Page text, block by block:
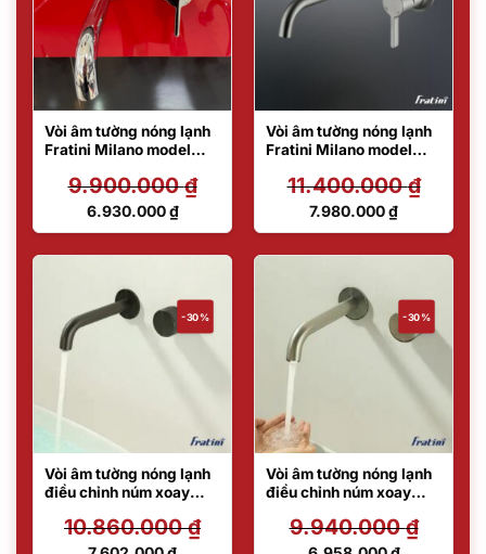
Vòi âm tường nóng lạnh
Fratini Milano model
9.900.000₫
Giá
9.900.000 ₫.
6.930.000₫
Giá
6.930.000 ₫.
Vòi âm tường nóng lạnh
Fratini Milano model
11.400.000₫
Giá
11.400.000 ₫.
7.980.000₫
Giá
7.980.000 ₫.
-30%
Vòi âm tường nóng lạnh
điều chỉnh núm xoay
model 39041602BK
10.860.000₫
-30%
Vòi âm tường nóng lạnh
điều chỉnh núm xoay
model 39041610
9.940.000₫